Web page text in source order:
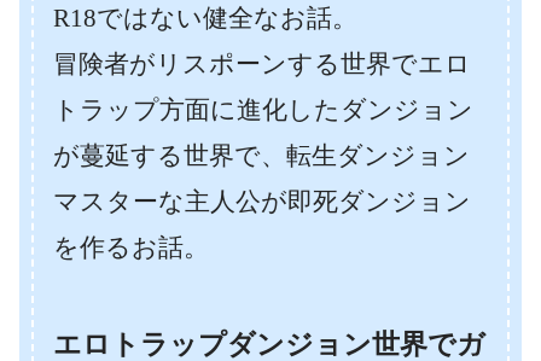
R18ではない健全なお話。
冒険者がリスポーンする世界でエロ
トラップ方面に進化したダンジョン
が蔓延する世界で、転生ダンジョン
マスターな主人公が即死ダンジョン
を作るお話。
エロトラップダンジョン世界でガ